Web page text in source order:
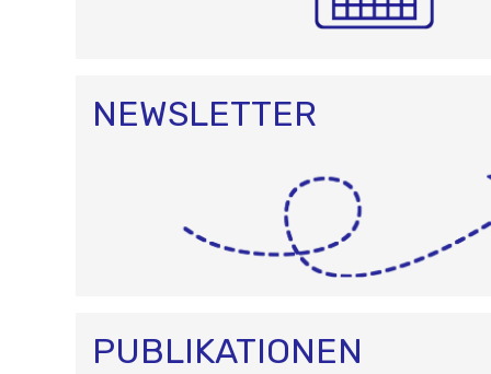
NEWSLETTER
PUBLIKATIONEN